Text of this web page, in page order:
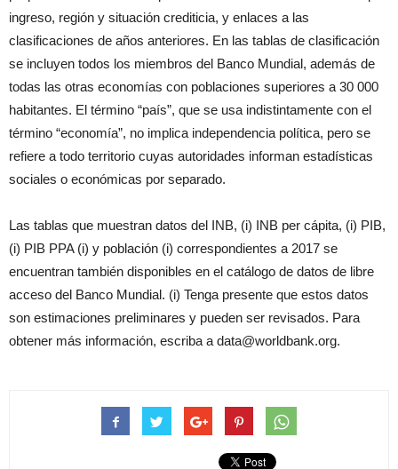
ingreso, región y situación crediticia, y enlaces a las
clasificaciones de años anteriores. En las tablas de clasificación
se incluyen todos los miembros del Banco Mundial, además de
todas las otras economías con poblaciones superiores a 30 000
habitantes. El término “país”, que se usa indistintamente con el
término “economía”, no implica independencia política, pero se
refiere a todo territorio cuyas autoridades informan estadísticas
sociales o económicas por separado.
Las tablas que muestran datos del INB, (i) INB per cápita, (i) PIB,
(i) PIB PPA (i) y población (i) correspondientes a 2017 se
encuentran también disponibles en el catálogo de datos de libre
acceso del Banco Mundial. (i) Tenga presente que estos datos
son estimaciones preliminares y pueden ser revisados. Para
obtener más información, escriba a data@worldbank.org.